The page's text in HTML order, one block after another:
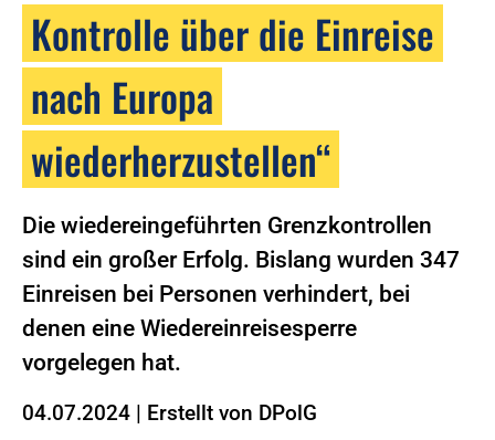
Kontrolle über die Einreise
nach Europa
wiederherzustellen“
Die wiedereingeführten Grenzkontrollen
sind ein großer Erfolg. Bislang wurden 347
Einreisen bei Personen verhindert, bei
denen eine Wiedereinreisesperre
vorgelegen hat.
04.07.2024 | Erstellt von DPolG